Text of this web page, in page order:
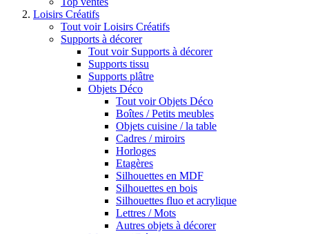
Loisirs Créatifs
Tout voir Loisirs Créatifs
Supports à décorer
Tout voir Supports à décorer
Supports tissu
Supports plâtre
Objets Déco
Tout voir Objets Déco
Boîtes / Petits meubles
Objets cuisine / la table
Cadres / miroirs
Horloges
Etagères
Silhouettes en MDF
Silhouettes en bois
Silhouettes fluo et acrylique
Lettres / Mots
Autres objets à décorer